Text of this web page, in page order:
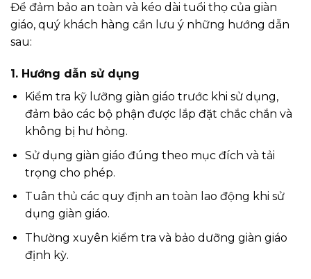
Để đảm bảo an toàn và kéo dài tuổi thọ của giàn
giáo, quý khách hàng cần lưu ý những hướng dẫn
sau:
1. Hướng dẫn sử dụng
Kiểm tra kỹ lưỡng giàn giáo trước khi sử dụng,
đảm bảo các bộ phận được lắp đặt chắc chắn và
không bị hư hỏng.
Sử dụng giàn giáo đúng theo mục đích và tải
trọng cho phép.
Tuân thủ các quy định an toàn lao động khi sử
dụng giàn giáo.
Thường xuyên kiểm tra và bảo dưỡng giàn giáo
định kỳ.